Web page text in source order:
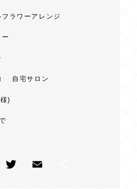
ラワーアレンジ
自宅サロン
)